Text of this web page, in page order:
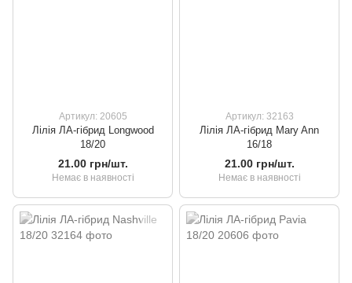
Артикул: 20605
Лілія ЛА-гібрид Longwood
18/20
21.00 грн/шт.
Немає в наявності
Артикул: 32163
Лілія ЛА-гібрид Mary Ann
16/18
21.00 грн/шт.
Немає в наявності